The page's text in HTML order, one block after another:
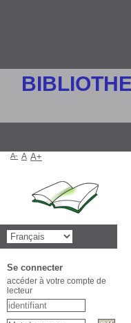
A- A A+
Se connecter
accéder à votre compte de
lecteur